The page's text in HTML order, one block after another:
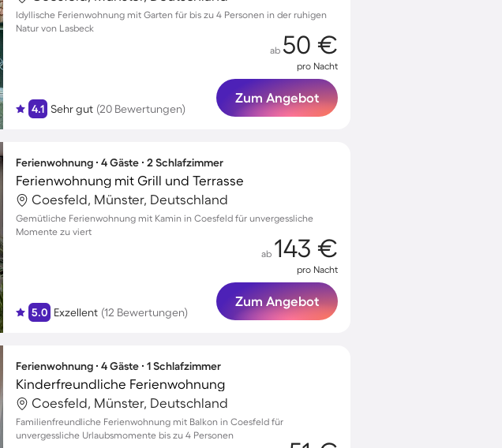
Idyllische Ferienwohnung mit Garten für bis zu 4 Personen in der ruhigen
Natur von Lasbeck
4.1 Sehr gut (20 Bewertungen)
ab 50 €
pro Nacht
Zum Angebot
Ferienwohnung ∙ 4 Gäste ∙ 2 Schlafzimmer
Ferienwohnung mit Grill und Terrasse
Coesfeld, Münster, Deutschland
Gemütliche Ferienwohnung mit Kamin in Coesfeld für unvergessliche
Momente zu viert
5.0 Exzellent (12 Bewertungen)
ab 143 €
pro Nacht
Zum Angebot
Ferienwohnung ∙ 4 Gäste ∙ 1 Schlafzimmer
Kinderfreundliche Ferienwohnung
Coesfeld, Münster, Deutschland
Familienfreundliche Ferienwohnung mit Balkon in Coesfeld für
unvergessliche Urlaubsmomente bis zu 4 Personen